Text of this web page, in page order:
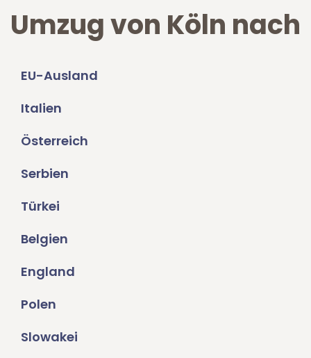
Umzug von Köln nach
EU-Ausland
Italien
Österreich
Serbien
Türkei
Belgien
England
Polen
Slowakei